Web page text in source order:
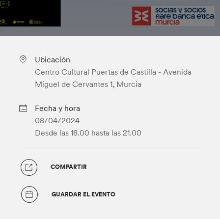
Ubicación
Centro Cultural Puertas de Castilla - Avenida
Miguel de Cervantes 1, Murcia
Fecha y hora
08/04/2024
Desde las 18.00 hasta las 21.00
COMPARTIR
GUARDAR EL EVENTO